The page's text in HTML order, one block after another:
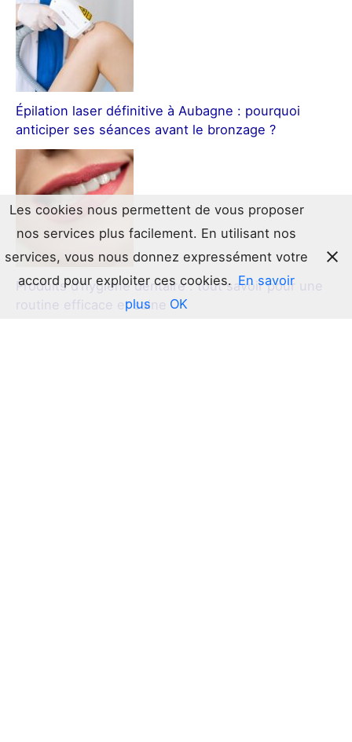
Épilation laser définitive à Aubagne : pourquoi
anticiper ses séances avant le bronzage ?
Produits d’hygiène dentaire : tout savoir pour une
routine efficace et saine
Les cookies nous permettent de vous proposer
nos services plus facilement. En utilisant nos
services, vous nous donnez expressément votre
accord pour exploiter ces cookies. En savoir
plus
OK